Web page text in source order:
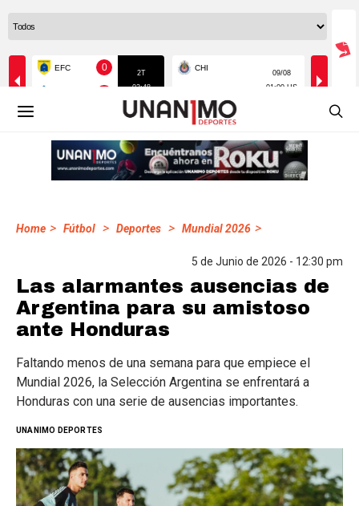
Home > Fútbol > Deportes > Mundial 2026 >
5 de Junio de 2026 - 12:30 pm
Las alarmantes ausencias de
Argentina para su amistoso
ante Honduras
Faltando menos de una semana para que empiece el
Mundial 2026, la Selección Argentina se enfrentará a
Honduras con una serie de ausencias importantes.
UNANIMO DEPORTES